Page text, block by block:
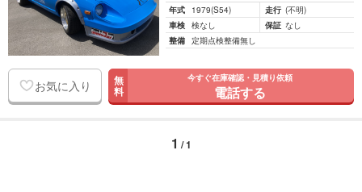
年式 1979(S54) 走行 (不明)
車検 検なし 保証 なし
整備 定期点検整備無し
お気に入り 無
料
今すぐ在庫確認・見積り依頼
電話する
1 / 1